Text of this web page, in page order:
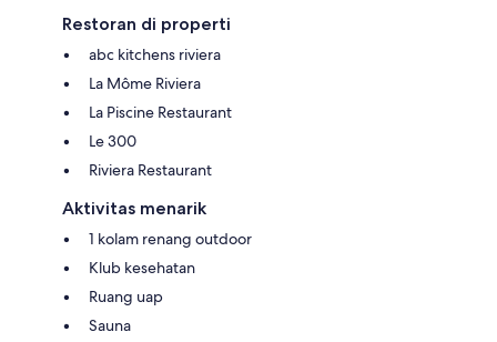
Restoran di properti
abc kitchens riviera
La Môme Riviera
La Piscine Restaurant
Le 300
Riviera Restaurant
Aktivitas menarik
1 kolam renang outdoor
Klub kesehatan
Ruang uap
Sauna